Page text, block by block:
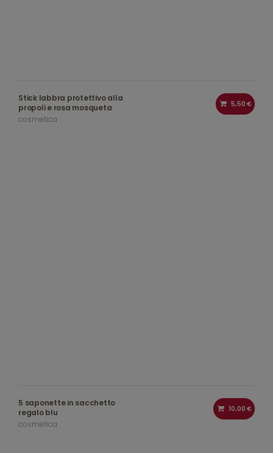
Stick labbra protettivo alla
propoli e rosa mosqueta
cosmetica
5,50 €
5 saponette in sacchetto
regalo blu
cosmetica
10,00 €